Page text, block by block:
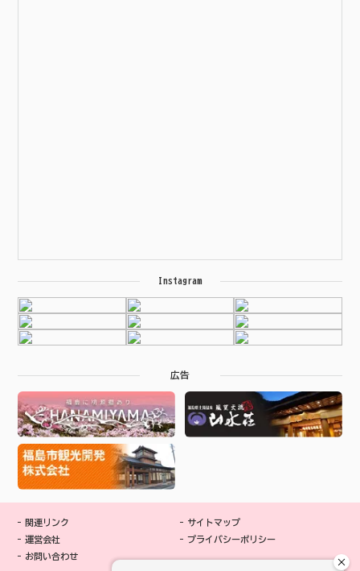
Instagram
広告
関連リンク
運営会社
お問い合わせ
サイトマップ
プライバシーポリシー